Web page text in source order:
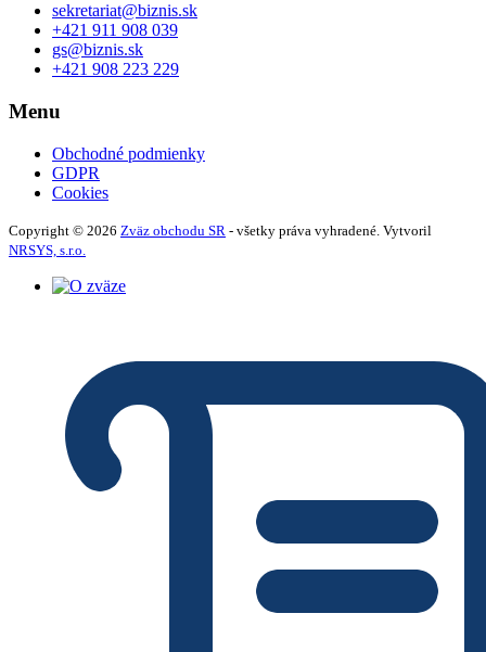
sekretariat@biznis.sk
+421 911 908 039
gs@biznis.sk
+421 908 223 229
Menu
Obchodné podmienky
GDPR
Cookies
Copyright © 2026 Zväz obchodu SR - všetky práva vyhradené. Vytvoril
NRSYS, s.r.o.